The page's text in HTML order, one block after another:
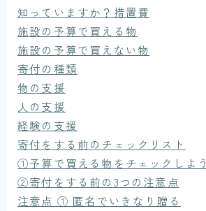
知っていますか？措置費
施設の予算で買える物
施設の予算で買えない物
寄付の種類
物の支援
人の支援
経験の支援
寄付をする前のチェックリスト
①予算で買える物をチェックしよう
②寄付をする前の3つの注意点
注意点 ① 匿名でいきなり贈る